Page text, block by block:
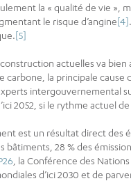
la « qualité de vie »,
le risque d’angine[4]
[5]
actuelles va
carbone, la principale
intergouvernemental
2052, si le rythme actuel
est un résultat direct des
bâtiments, 28 % des
, la Conférence des
d’ici 2030 et de